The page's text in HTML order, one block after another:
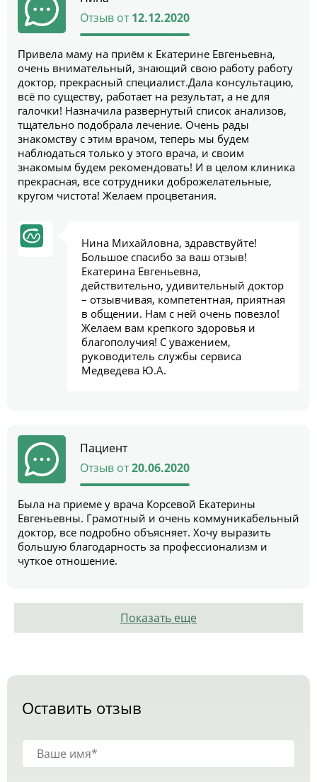
Отзыв от12.12.2020
Привела маму на приём к Екатерине Евгеньевна,
очень внимательный, знающий свою работу работу
доктор, прекрасный специалист.Дала консультацию,
всё по существу, работает на результат, а не для
галочки! Назначила развернутый список анализов,
тщательно подобрала лечение. Очень рады
знакомству с этим врачом, теперь мы будем
наблюдаться только у этого врача, и своим
знакомым будем рекомендовать! И в целом клиника
прекрасная, все сотрудники доброжелательные,
кругом чистота! Желаем процветания.
Нина Михайловна, здравствуйте!
Большое спасибо за ваш отзыв!
Екатерина Евгеньевна,
действительно, удивительный доктор
– отзывчивая, компетентная, приятная
в общении. Нам с ней очень повезло!
Желаем вам крепкого здоровья и
благополучия! С уважением,
руководитель службы сервиса
Медведева Ю.А.
Пациент
Отзыв от20.06.2020
Была на приеме у врача Корсевой Екатерины
Евгеньевны. Грамотный и очень коммуникабельный
доктор, все подробно объясняет. Хочу выразить
большую благодарность за профессионализм и
чуткое отношение.
Показать еще
Оставить отзыв